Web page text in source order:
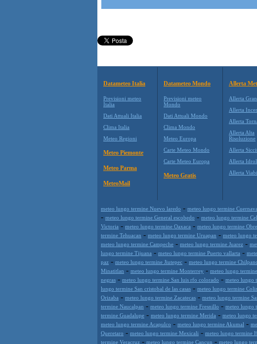
Datameteo Italia
Previsioni meteo
Italia
Dati Attuali Italia
Clima Italia
Meteo Regioni
Meteo Piemonte
Meteo Parma
MeteoMail
Datameteo Mondo
Previsioni meteo
Mondo
Dati Attuali Mondo
Clima Mondo
Meteo Europa
Carte Meteo Mondo
Carte Meteo Europa
Meteo Gratis
Allerta
Allerta
Allerta
Allerta
Allerta Alta
Risoluzione
Allerta
Allerta
Allerta
meteo lungo termine Nuevo laredo - meteo lungo termine
- meteo lungo termine General escobedo - meteo lungo termine
Victoria - meteo lungo termine Oaxaca - meteo lungo termine
termine Tehuacan - meteo lungo termine Uruapan - meteo lungo
meteo lungo termine Campeche - meteo lungo termine Juarez -
lungo termine Tijuana - meteo lungo termine Puerto vallarta -
paz - meteo lungo termine Jiutepec - meteo lungo termine
Minatitlan - meteo lungo termine Monterrey - meteo lungo
negras - meteo lungo termine San luis rfo colorado - meteo lungo
lungo termine San cristobal de las casas - meteo lungo termine
Orizaba - meteo lungo termine Zacatecas - meteo lungo termine
termine Naucalpan - meteo lungo termine Fresnillo - meteo lungo
termine Guadalupe - meteo lungo termine Merida - meteo lungo
meteo lungo termine Acapulco - meteo lungo termine Akumal -
Queretaro - meteo lungo termine Mexicali - meteo lungo termine
termine Veracruz - meteo lungo termine Cancun - meteo lungo